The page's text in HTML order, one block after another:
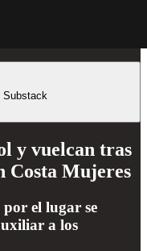
Substack
y vuelcan tras
Costa Mujeres
el lugar se
a los